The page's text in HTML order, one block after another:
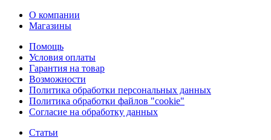
О компании
Магазины
Помощь
Условия оплаты
Гарантия на товар
Возможности
Политика обработки персональных данных
Политика обработки файлов "cookie"
Согласие на обработку данных
Статьи